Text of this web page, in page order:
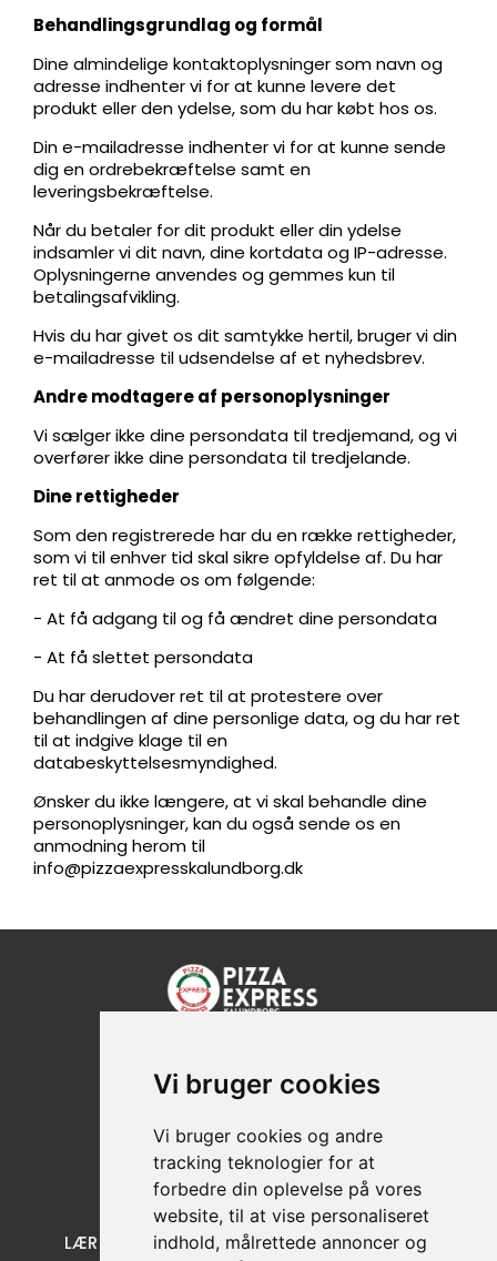
Vi bruger cookies
Vi bruger cookies og andre
tracking teknologier for at
forbedre din oplevelse på vores
website, til at vise personaliseret
indhold, målrettede annoncer og
Behandlingsgrundlag og formål
Dine almindelige kontaktoplysninger som navn og
adresse indhenter vi for at kunne levere det
produkt eller den ydelse, som du har købt hos os.
Din e-mailadresse indhenter vi for at kunne sende
dig en ordrebekræftelse samt en
leveringsbekræftelse.
Når du betaler for dit produkt eller din ydelse
indsamler vi dit navn, dine kortdata og IP-adresse.
Oplysningerne anvendes og gemmes kun til
betalingsafvikling.
Hvis du har givet os dit samtykke hertil, bruger vi din
e-mailadresse til udsendelse af et nyhedsbrev.
Andre modtagere af personoplysninger
Vi sælger ikke dine persondata til tredjemand, og vi
overfører ikke dine persondata til tredjelande.
Dine rettigheder
Som den registrerede har du en række rettigheder,
som vi til enhver tid skal sikre opfyldelse af. Du har
ret til at anmode os om følgende:
- At få adgang til og få ændret dine persondata
- At få slettet persondata
Du har derudover ret til at protestere over
behandlingen af dine personlige data, og du har ret
til at indgive klage til en
databeskyttelsesmyndighed.
Ønsker du ikke længere, at vi skal behandle dine
personoplysninger, kan du også sende os en
anmodning herom til
info@pizzaexpresskalundborg.dk
+45 59 51 46 00
CVR nr: 33673736
LÆR OS AT KENDE KUNDE SERVICE